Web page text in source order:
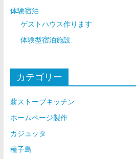
体験宿泊
ゲストハウス作ります
体験型宿泊施設
カテゴリー
薪ストーブキッチン
ホームページ製作
カジュッタ
種子島